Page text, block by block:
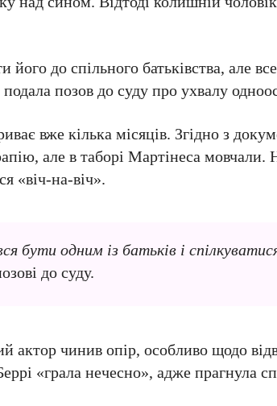
його до спільного батьківства,
позов до суду про ухвалу
вже кілька місяців. Згідно з
але в таборі Мартінеса мовчали.
«віч-на-віч».
бути одним із батьків і
до суду.
актор чинив опір, особливо щодо
«грала нечесно», адже прагнула